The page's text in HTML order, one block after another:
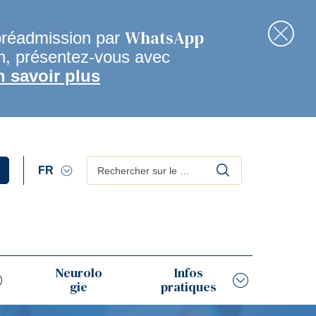
par WhatsApp
présentez-vous avec
savoir plus
Rechercher
Neurolo
gie
Infos
pratiques